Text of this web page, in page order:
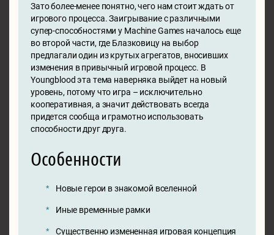
Зато более-менее понятно, чего нам стоит ждать от
игрового процесса. Заигрывание с различными
супер-способностями у Machine Games началось еще
во второй части, где Блазковицу на выбор
предлагали один из крутых агрегатов, вносивших
изменения в привычный игровой процесс. В
Youngblood эта тема наверняка выйдет на новый
уровень, потому что игра – исключительно
кооперативная, а значит действовать всегда
придется сообща и грамотно использовать
способности друг друга.
Особенности
Новые герои в знакомой вселенной
Иные временные рамки
Существенно измененная игровая концепция